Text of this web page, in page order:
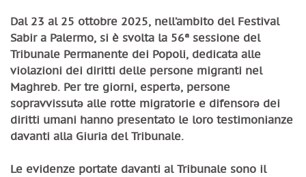
Dal 23 al 25 ottobre 2025, nell’ambito del Festival
Sabir a Palermo, si è svolta la 56ª sessione del
Tribunale Permanente dei Popoli, dedicata alle
violazioni dei diritti delle persone migranti nel
Maghreb. Per tre giorni, espertə, persone
sopravvissutə alle rotte migratorie e difensorə dei
diritti umani hanno presentato le loro testimonianze
davanti alla Giuria del Tribunale.
Le evidenze portate davanti al Tribunale sono il